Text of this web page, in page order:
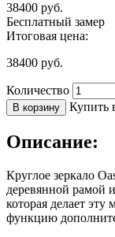
38400 руб.
Бесплатный замер
Итоговая цена:
38400 руб.
Количество
В корзину Купить
Описание:
Круглое зеркало
деревянной рамой
которая делает
функцию